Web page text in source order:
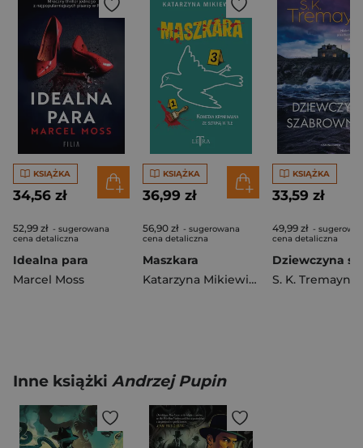
KSIĄŻKA
34,56 zł
52,99 zł - sugerowana
cena detaliczna
Idealna para
Marcel Moss
KSIĄŻKA
36,99 zł
56,90 zł - sugerowana
cena detaliczna
Maszkara
Katarzyna Mikiewicz
KSIĄŻKA
33,59 zł
49,99 zł -
cena detaliczna
S. K. Tremayne
Inne książki Andrzej Pupin